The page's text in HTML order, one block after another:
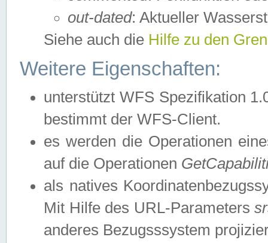
out-dated: Aktueller
Siehe auch die Hilfe zu den
Weitere Eigenschaften:
unterstützt WFS Spezifikation
bestimmt der WFS-Client.
es werden die Operationen
auf die Operationen
als natives
Mit Hilfe des URL-Parameters
anderes Bezugsssystem